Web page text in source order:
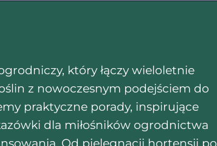
który łączy wieloletnie
z nowoczesnym podejściem do
praktyczne porady, inspirujące
dla miłośników ogrodnictwa